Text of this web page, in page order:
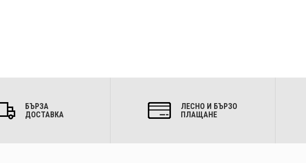
БЪРЗА
ДОСТАВКА
ЛЕСНО И БЪРЗО
ПЛАЩАНЕ